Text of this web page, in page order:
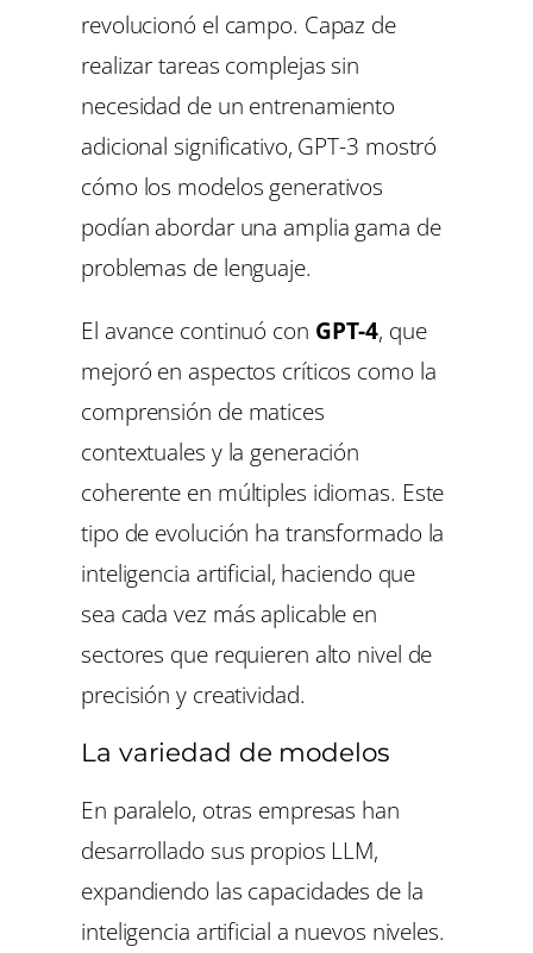
revolucionó el campo. Capaz de
realizar tareas complejas sin
necesidad de un entrenamiento
adicional significativo, GPT-3 mostró
cómo los modelos generativos
podían abordar una amplia gama de
problemas de lenguaje.
El avance continuó con GPT-4, que
mejoró en aspectos críticos como la
comprensión de matices
contextuales y la generación
coherente en múltiples idiomas. Este
tipo de evolución ha transformado la
inteligencia artificial, haciendo que
sea cada vez más aplicable en
sectores que requieren alto nivel de
precisión y creatividad.
La variedad de modelos
En paralelo, otras empresas han
desarrollado sus propios LLM,
expandiendo las capacidades de la
inteligencia artificial a nuevos niveles.